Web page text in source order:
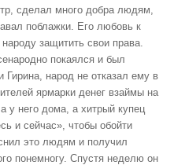
сделал много добра людям,
поблажки. Его любовь к
защитить свои права.
покаялся и был
Гирина, народ не отказал ему в
ярмарки денег взаймы на
у него дома, а хитрый купец
и сейчас», чтобы обойти
это людям и получил
понемногу. Спустя неделю он